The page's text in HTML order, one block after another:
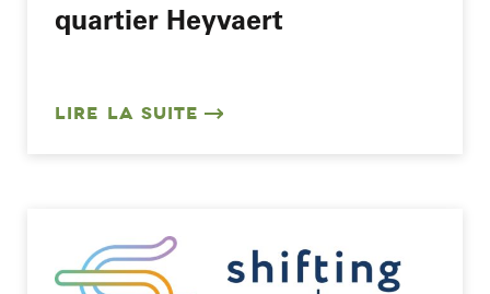
quartier Heyvaert
LIRE LA SUITE